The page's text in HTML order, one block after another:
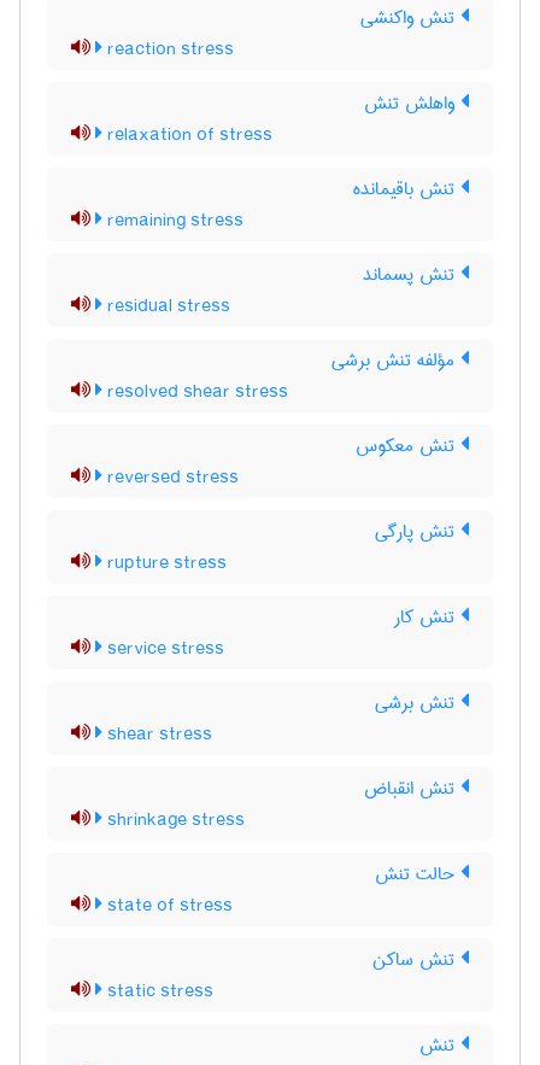
تنش واکنشی
reaction stress
واهلش تنش
relaxation of stress
تنش باقیمانده
remaining stress
تنش پسماند
residual stress
مؤلفه تنش برشی
resolved shear stress
تنش معکوس
reversed stress
تنش پارگی
rupture stress
تنش کار
service stress
تنش برشی
shear stress
تنش انقباض
shrinkage stress
حالت تنش
state of stress
تنش ساکن
static stress
تنش